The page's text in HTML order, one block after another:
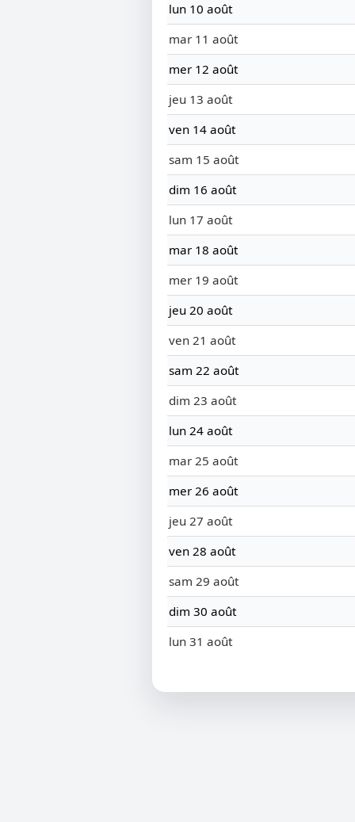
lun 10 août
mar 11 août
mer 12 août
jeu 13 août
ven 14 août
sam 15 août
dim 16 août
lun 17 août
mar 18 août
mer 19 août
jeu 20 août
ven 21 août
sam 22 août
dim 23 août
lun 24 août
mar 25 août
mer 26 août
jeu 27 août
ven 28 août
sam 29 août
dim 30 août
lun 31 août